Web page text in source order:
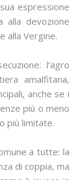
espressione
alla devozione
alla Vergine.
l’agro
amalfitana,
anche se i
più o meno
più limitate.
a tutte: la
di coppia, ma